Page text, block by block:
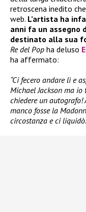
retroscena inedito
web. L’artista ha
anni fa un assegno
destinato alla sua
Re del Pop ha deluso
ha affermato:
“Ci fecero andare lì e
Michael Jackson ma
chiedere un autografo!
manco fosse la
circostanza e ci liquidò.